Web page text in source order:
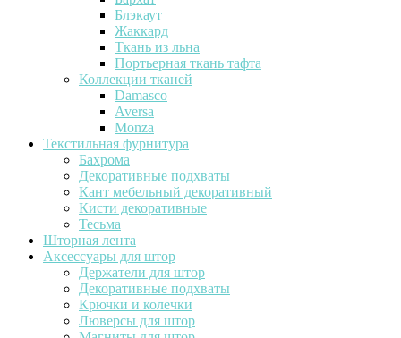
Блэкаут
Жаккард
Ткань из льна
Портьерная ткань тафта
Коллекции тканей
Damasco
Aversa
Monza
Текстильная фурнитура
Бахрома
Декоративные подхваты
Кант мебельный декоративный
Кисти декоративные
Тесьма
Шторная лента
Аксессуары для штор
Держатели для штор
Декоративные подхваты
Крючки и колечки
Люверсы для штор